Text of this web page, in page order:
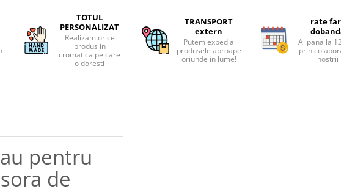
TOTUL
PERSONALIZAT
Realizam orice
produs in
cromatica pe care
o doresti
TRANSPORT
extern
Putem expedia
produsele aproape
oriunde in lume!
rate
Ai pana la
prin
nostrii
pentru
de